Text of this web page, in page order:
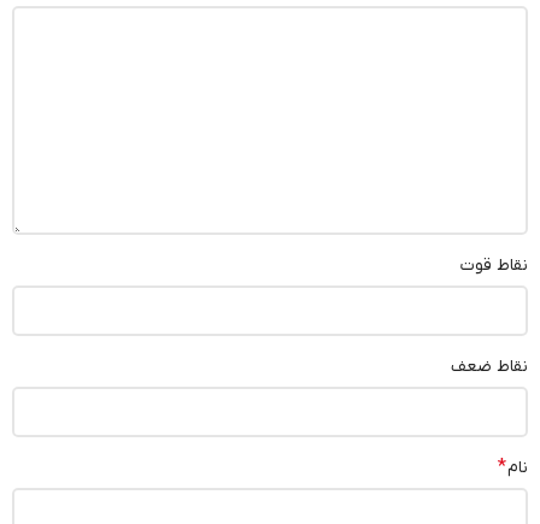
نقاط قوت
نقاط ضعف
نام*